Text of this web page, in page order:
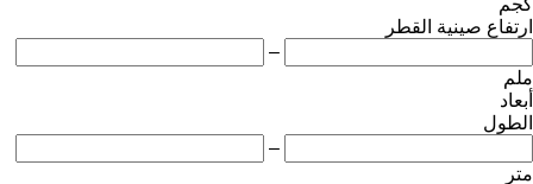
ارتفاع صينية القطر
–
ملم
أبعاد
الطول
–
متر